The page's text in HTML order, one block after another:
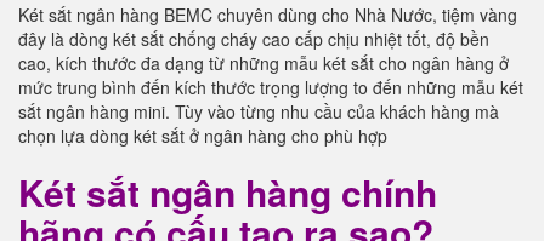
Két sắt ngân hàng BEMC chuyên dùng cho Nhà Nước, tiệm vàng
đây là dòng két sắt chống cháy cao cấp chịu nhiệt tốt, độ bền
cao, kích thước đa dạng từ những mẫu két sắt cho ngân hàng ở
mức trung bình đến kích thước trọng lượng to đến những mẫu két
sắt ngân hàng mini. Tùy vào từng nhu cầu của khách hàng mà
chọn lựa dòng két sắt ở ngân hàng cho phù hợp
Két sắt ngân hàng chính